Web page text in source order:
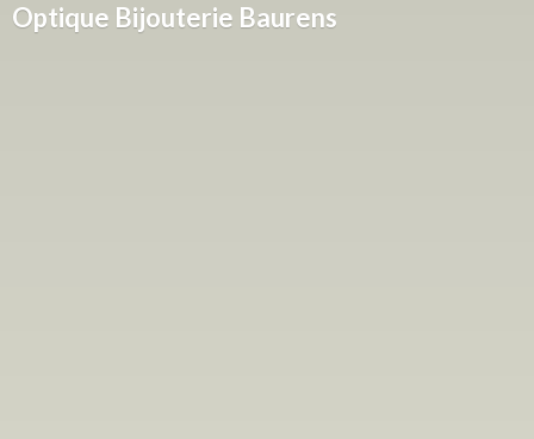
Optique Bijouterie Baurens